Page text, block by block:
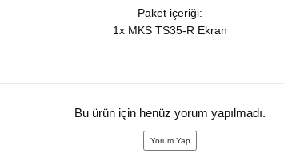
Paket içeriği:
1x MKS TS35-R Ekran
Bu ürün için henüz yorum yapılmadı.
Yorum Yap